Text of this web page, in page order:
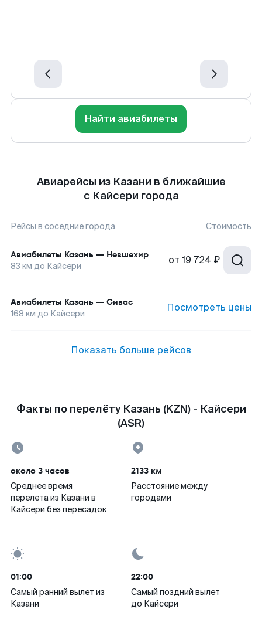
Найти авиабилеты
Авиарейсы из Казани в ближайшие
с Кайсери города
Рейсы в соседние города Стоимость
Авиабилеты Казань — Невшехир
83 км до Кайсери от 19 724 ₽
Авиабилеты Казань — Сивас
168 км до Кайсери Посмотреть цены
Показать больше рейсов
Факты по перелёту Казань (KZN) - Кайсери
(ASR)
около 3 часов
Среднее время
перелета из Казани в
Кайсери без пересадок
2133 км
Расстояние между
городами
01:00
Самый ранний вылет из
Казани
22:00
Самый поздний вылет
до Кайсери